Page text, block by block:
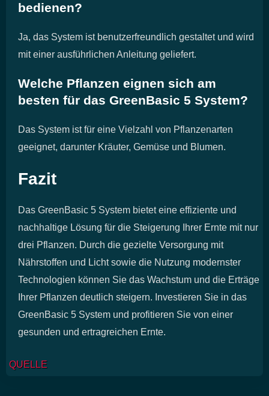
bedienen?
Ja, das System ist benutzerfreundlich gestaltet und wird
mit einer ausführlichen Anleitung geliefert.
Welche Pflanzen eignen sich am
besten für das GreenBasic 5 System?
Das System ist für eine Vielzahl von Pflanzenarten
geeignet, darunter Kräuter, Gemüse und Blumen.
Fazit
Das GreenBasic 5 System bietet eine effiziente und
nachhaltige Lösung für die Steigerung Ihrer Ernte mit nur
drei Pflanzen. Durch die gezielte Versorgung mit
Nährstoffen und Licht sowie die Nutzung modernster
Technologien können Sie das Wachstum und die Erträge
Ihrer Pflanzen deutlich steigern. Investieren Sie in das
GreenBasic 5 System und profitieren Sie von einer
gesunden und ertragreichen Ernte.
QUELLE